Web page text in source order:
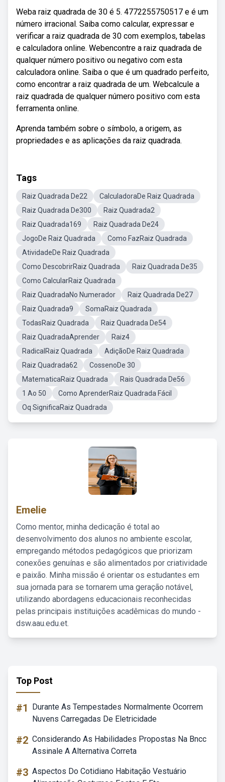
Weba raiz quadrada de 30 é 5. 4772255750517 e é um
número irracional. Saiba como calcular, expressar e
verificar a raiz quadrada de 30 com exemplos, tabelas
e calculadora online. Webencontre a raiz quadrada de
qualquer número positivo ou negativo com esta
calculadora online. Saiba o que é um quadrado perfeito,
como encontrar a raiz quadrada de um. Webcalcule a
raiz quadrada de qualquer número positivo com esta
ferramenta online.
Aprenda também sobre o símbolo, a origem, as
propriedades e as aplicações da raiz quadrada.
Tags
Raiz Quadrada De22
CalculadoraDe Raiz Quadrada
Raiz Quadrada De300
Raiz Quadrada2
Raiz Quadrada169
Raiz Quadrada De24
JogoDe Raiz Quadrada
Como FazRaiz Quadrada
AtividadeDe Raiz Quadrada
Como DescobrirRaiz Quadrada
Raiz Quadrada De35
Como CalcularRaiz Quadrada
Raiz QuadradaNo Numerador
Raiz Quadrada De27
Raiz Quadrada9
SomaRaiz Quadrada
TodasRaiz Quadrada
Raiz Quadrada De54
Raiz QuadradaAprender
Raiz4
RadicalRaiz Quadrada
AdiçãoDe Raiz Quadrada
Raiz Quadrada62
CossenoDe 30
MatematicaRaiz Quadrada
Rais Quadrada De56
1 Ao 50
Como AprenderRaiz Quadrada Fácil
Oq SignificaRaiz Quadrada
Emelie
Como mentor, minha dedicação é total ao
desenvolvimento dos alunos no ambiente escolar,
empregando métodos pedagógicos que priorizam
conexões genuínas e são alimentados por criatividade
e paixão. Minha missão é orientar os estudantes em
sua jornada para se tornarem uma geração notável,
utilizando abordagens educacionais reconhecidas
pelas principais instituições acadêmicas do mundo -
dsw.aau.edu.et.
Top Post
#1
Durante As Tempestades Normalmente Ocorrem
Nuvens Carregadas De Eletricidade
#2 Considerando As Habilidades Propostas Na Bncc
Assinale A Alternativa Correta
#3 Aspectos Do Cotidiano Habitação Vestuário